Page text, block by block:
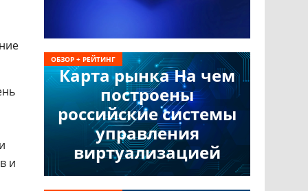
и
Карта рынка На чем
построены
российские системы
управления
виртуализацией
ОБЗОР + РЕЙТИНГ